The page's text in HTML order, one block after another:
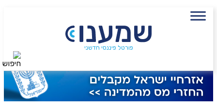
פורטל פיננסי חדשני
שם מלא
פעולה נדרשת
חיפוש